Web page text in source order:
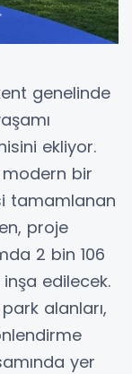
genelinde
ekliyor.
bir
tamamlanan
proje
2 bin 106
edilecek.
alanları,
yer